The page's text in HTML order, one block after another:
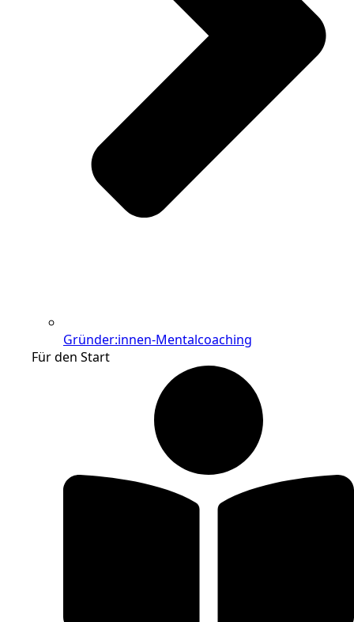
Gründer:innen-Mentalcoaching
Für den Start